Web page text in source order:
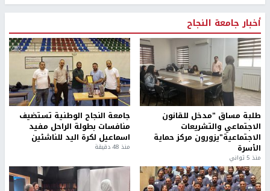
أخبار جامعة النجاح
طلبة مساق "مدخل للقانون
الاجتماعي والتشريعات
الاجتماعية"يزورون مركز حماية
الأسرة
منذ 5 ثواني
جامعة النجاح الوطنية تستضيف
منافسات بطولة الراحل مفيد
اسماعيل لكرة اليد للناشئين
منذ 48 دقيقة